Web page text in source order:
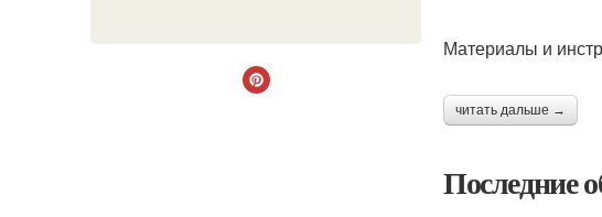
Материалы и
читать дальше →
Последние